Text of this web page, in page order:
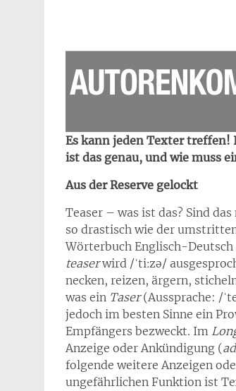
Es kann jeden Texter treffen!
ist das genau, und wie muss
Aus der Reserve gelockt
Teaser – was ist das? Sind
so drastisch wie der
Wörterbuch Englisch-Deutsch
teaserwird /ˈtiːzə/
necken, reizen, ärgern,
was ein Taser(Aussprache: /
jedoch im besten Sinne ein
Empfängers bezweckt. Im
Anzeige oder Ankündigung (
folgende weitere Anzeigen
ungefährlichen Funktion ist